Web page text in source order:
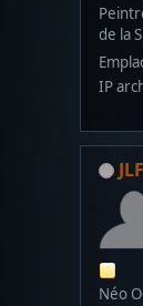
de la
IP
JLF
Néo